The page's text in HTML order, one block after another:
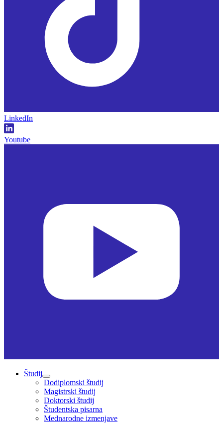
LinkedIn
Youtube
Študij
Dodiplomski študij
Magistrski študij
Doktorski študij
Študentska pisarna
Mednarodne izmenjave